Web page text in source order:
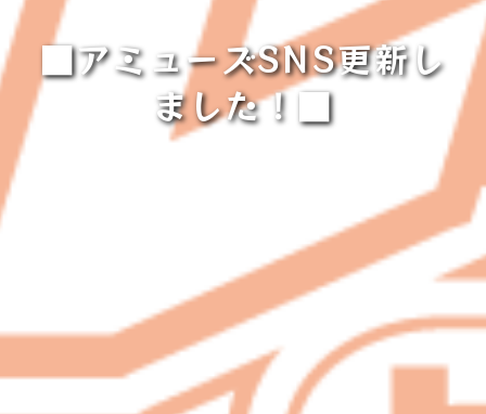
■アミューズSNS更新し
ました！■